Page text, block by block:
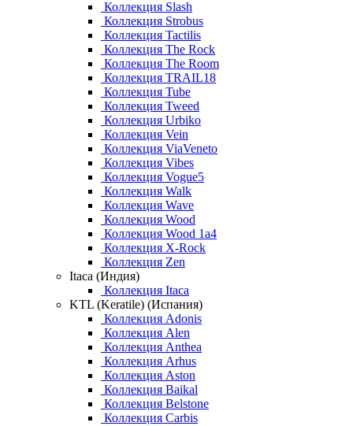
Коллекция Slash
Коллекция Strobus
Коллекция Tactilis
Коллекция The Rock
Коллекция The Room
Коллекция TRAIL18
Коллекция Tube
Коллекция Tweed
Коллекция Urbiko
Коллекция Vein
Коллекция ViaVeneto
Коллекция Vibes
Коллекция Vogue5
Коллекция Walk
Коллекция Wave
Коллекция Wood
Коллекция Wood 1a4
Коллекция X-Rock
Коллекция Zen
Itaca (Индия)
Коллекция Itaca
KTL (Keratile) (Испания)
Коллекция Adonis
Коллекция Alen
Коллекция Anthea
Коллекция Arhus
Коллекция Aston
Коллекция Baikal
Коллекция Belstone
Коллекция Carbis